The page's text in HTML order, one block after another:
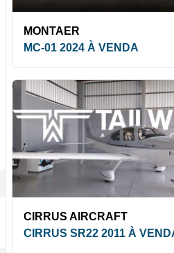
MONTAER
MC-01 2024 À VENDA
CIRRUS AIRCRAFT
CIRRUS SR22 2011 À